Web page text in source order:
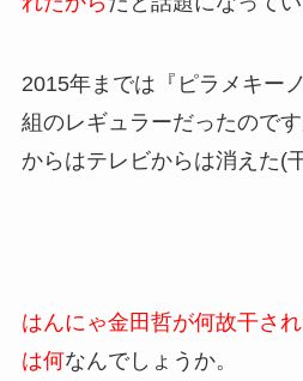
2015年までは『ピラメキー
組のレギュラーだったので
からはテレビからは消えた(
はんにゃ金田哲が何故干さ
は何なんでしょうか。